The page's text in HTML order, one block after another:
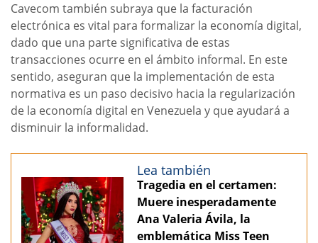
Cavecom también subraya que la facturación
electrónica es vital para formalizar la economía digital,
dado que una parte significativa de estas
transacciones ocurre en el ámbito informal. En este
sentido, aseguran que la implementación de esta
normativa es un paso decisivo hacia la regularización
de la economía digital en Venezuela y que ayudará a
disminuir la informalidad.
Lea también
Tragedia en el certamen:
Muere inesperadamente
Ana Valeria Ávila, la
emblemática Miss Teen